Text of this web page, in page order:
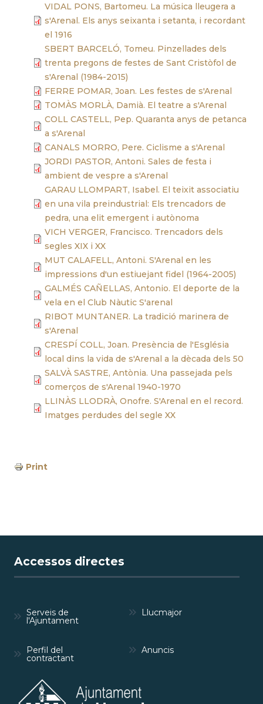
VIDAL PONS, Bartomeu. La música lleugera a
s'Arenal. Els anys seixanta i setanta, i recordant
el 1916
SBERT BARCELÓ, Tomeu. Pinzellades dels
trenta pregons de festes de Sant Cristòfol de
s'Arenal (1984-2015)
FERRE POMAR, Joan. Les festes de s'Arenal
TOMÀS MORLÀ, Damià. El teatre a s'Arenal
COLL CASTELL, Pep. Quaranta anys de petanca
a s'Arenal
CANALS MORRO, Pere. Ciclisme a s'Arenal
JORDI PASTOR, Antoni. Sales de festa i
ambient de vespre a s'Arenal
GARAU LLOMPART, Isabel. El teixit associatiu
en una vila preindustrial: Els trencadors de
pedra, una elit emergent i autònoma
VICH VERGER, Francisco. Trencadors dels
segles XIX i XX
MUT CALAFELL, Antoni. S'Arenal en les
impressions d'un estiuejant fidel (1964-2005)
GALMÉS CAÑELLAS, Antonio. El deporte de la
vela en el Club Nàutic S'arenal
RIBOT MUNTANER. La tradició marinera de
s'Arenal
CRESPÍ COLL, Joan. Presència de l'Església
local dins la vida de s'Arenal a la dècada dels 50
SALVÀ SASTRE, Antònia. Una passejada pels
comerços de s'Arenal 1940-1970
LLINÀS LLODRÀ, Onofre. S'Arenal en el record.
Imatges perdudes del segle XX
Print
Accessos directes
Serveis de
l'Ajuntament
Llucmajor
Perfil del
contractant
Anuncis